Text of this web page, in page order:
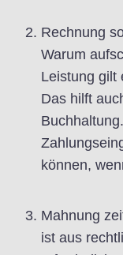
Rechnung
Warum
Leistung gilt
Das hilft
können,
Mahnung
ist aus